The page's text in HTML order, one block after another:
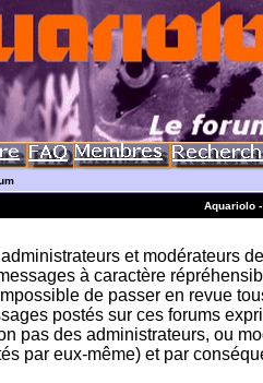
Aquariolo
administrateurs et modérateurs
à caractère
de passer en revue
postés sur ces forums
pas des administrateurs, ou
par eux-même) et par